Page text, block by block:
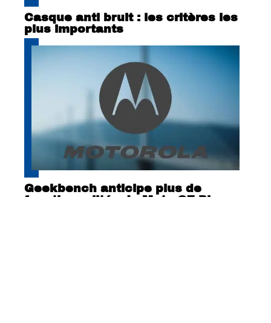
Casque anti bruit : les critères les
plus importants
Geekbench anticipe plus de
fonctionnalités du Moto G7 Play